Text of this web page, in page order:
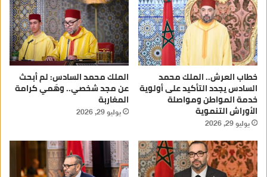
خطاب العرش.. الملك محمد
السادس يجدد التأكيد على أولوية
خدمة المواطن ومواصلة
الأوراش التنموية
يوليو 29, 2026
الملك محمد السادس: لم أبحث
عن مجد شخصي.. وهَمي كرامة
المغاربة
يوليو 29, 2026